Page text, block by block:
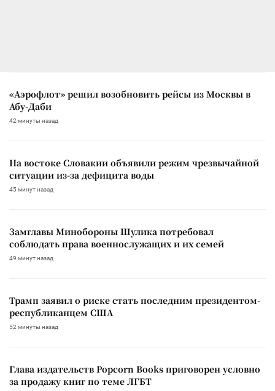
«Аэрофлот» решил возобновить рейсы из Москвы в
Абу-Даби
42 минуты назад
На востоке Словакии объявили режим чрезвычайной
ситуации из-за дефицита воды
45 минут назад
Замглавы Минобороны Шулика потребовал
соблюдать права военнослужащих и их семей
49 минут назад
Трамп заявил о риске стать последним президентом-
республиканцем США
52 минуты назад
Глава издательств Popcorn Books приговорен условно
за продажу книг по теме ЛГБТ